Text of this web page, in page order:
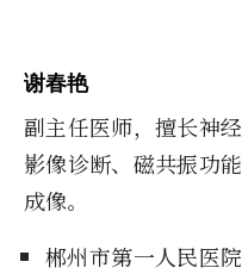
谢春艳
副主任医师，擅长神经
影像诊断、磁共振功能
成像。
郴州市第一人民医院